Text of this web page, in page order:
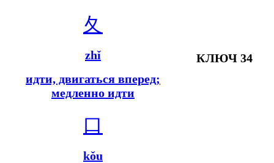
夂
zhǐ
идти, двигаться вперед;
медленно идти
КЛЮЧ 34
口
kǒu